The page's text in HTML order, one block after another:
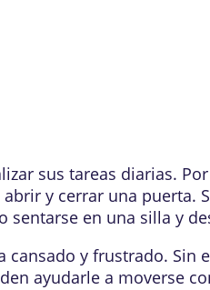
sus tareas diarias.
y cerrar una puerta.
en una silla y
y frustrado. Sin
ayudarle a moverse